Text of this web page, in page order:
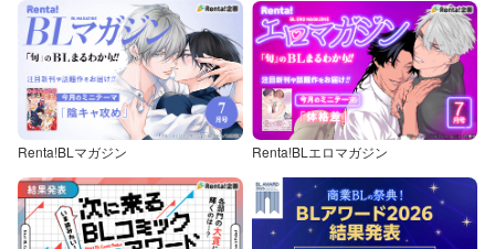
Renta!BLマガジン Renta!BLエロマガジン